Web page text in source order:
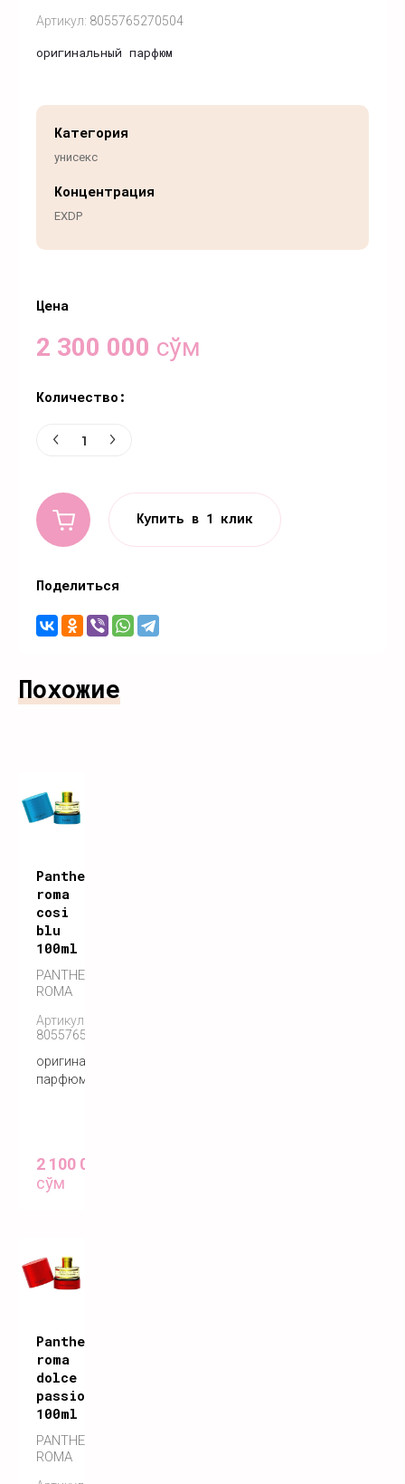
Артикул: 8055765270504
оригинальный парфюм
Цена
2 300 000 сўм
Количество:
Купить в 1 клик
Категория
унисекс
Концентрация
EXDP
Поделиться
Похожие
Pantheon
roma
cosi
blu
100ml
PANTHEON
ROMA
Артикул:
8055765270504
оригинальный
парфюм
2 100 000
сўм
Pantheon
roma
dolce
passione
100ml
PANTHEON
ROMA